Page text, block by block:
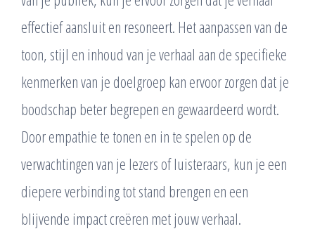
effectief aansluit en resoneert. Het aanpassen van de
toon, stijl en inhoud van je verhaal aan de specifieke
kenmerken van je doelgroep kan ervoor zorgen dat je
boodschap beter begrepen en gewaardeerd wordt.
Door empathie te tonen en in te spelen op de
verwachtingen van je lezers of luisteraars, kun je een
diepere verbinding tot stand brengen en een
blijvende impact creëren met jouw verhaal.